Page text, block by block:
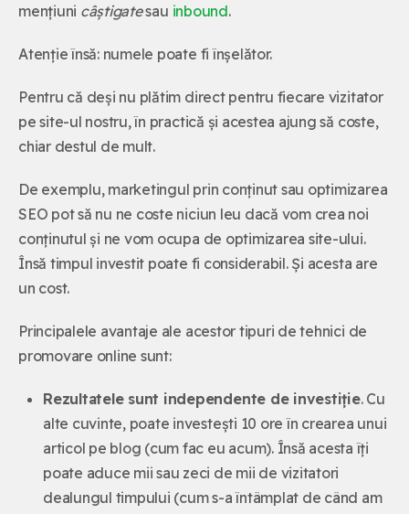
mențiuni câștigatesau inbound.
Atenție însă: numele poate fi înșelător.
Pentru că deși nu plătim direct pentru fiecare vizitator
pe site-ul nostru, în practică și acestea ajung să coste,
chiar destul de mult.
De exemplu, marketingul prin conținut sau optimizarea
SEO pot să nu ne coste niciun leu dacă vom crea noi
conținutul și ne vom ocupa de optimizarea site-ului.
Însă timpul investit poate fi considerabil. Și acesta are
un cost.
Principalele avantaje ale acestor tipuri de tehnici de
promovare online sunt:
Rezultatele sunt independente de investiție. Cu
alte cuvinte, poate investești 10 ore în crearea unui
articol pe blog (cum fac eu acum). Însă acesta îți
poate aduce mii sau zeci de mii de vizitatori
dealungul timpului (cum s-a întâmplat de când am